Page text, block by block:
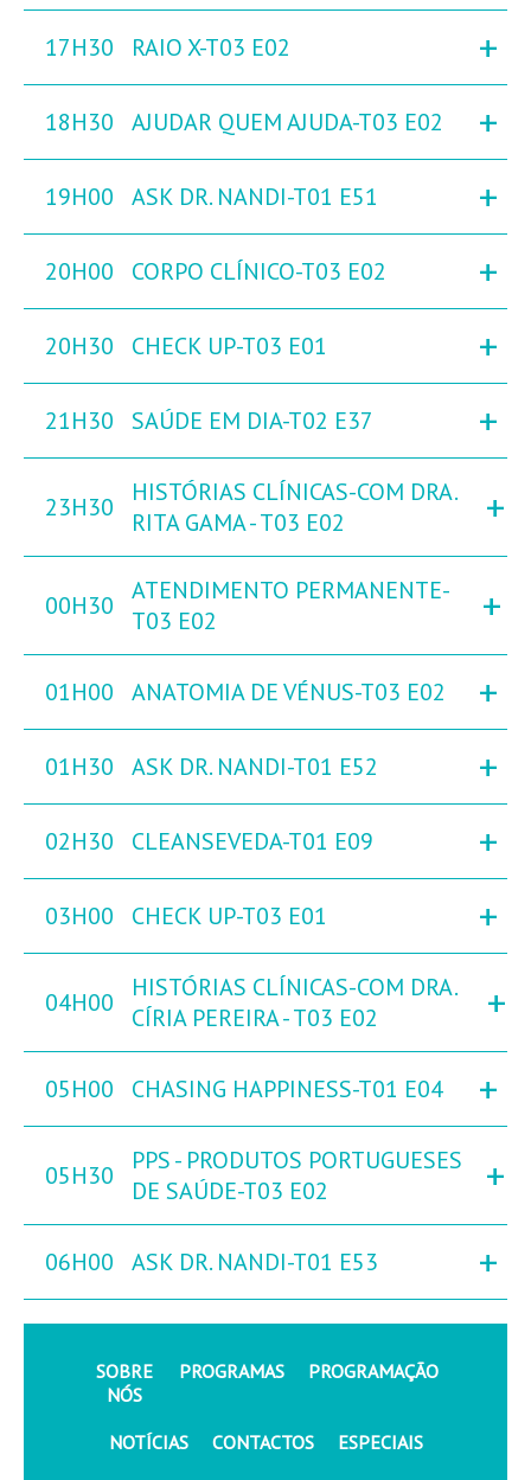
17H30 RAIO X-T03 E02 +
18H30 AJUDAR QUEM AJUDA-T03 E02 +
19H00 ASK DR. NANDI-T01 E51 +
20H00 CORPO CLÍNICO-T03 E02 +
20H30 CHECK UP-T03 E01 +
21H30 SAÚDE EM DIA-T02 E37 +
23H30
HISTÓRIAS CLÍNICAS-COM DRA.
RITA GAMA - T03 E02
+
00H30
ATENDIMENTO PERMANENTE-
T03 E02
+
01H00 ANATOMIA DE VÉNUS-T03 E02 +
01H30 ASK DR. NANDI-T01 E52 +
02H30 CLEANSEVEDA-T01 E09 +
03H00 CHECK UP-T03 E01 +
04H00
HISTÓRIAS CLÍNICAS-COM DRA.
CÍRIA PEREIRA - T03 E02
+
05H00 CHASING HAPPINESS-T01 E04 +
05H30
PPS - PRODUTOS PORTUGUESES
DE SAÚDE-T03 E02
+
06H00 ASK DR. NANDI-T01 E53 +
SOBRE
NÓS
PROGRAMAS PROGRAMAÇÃO
NOTÍCIAS CONTACTOS ESPECIAIS